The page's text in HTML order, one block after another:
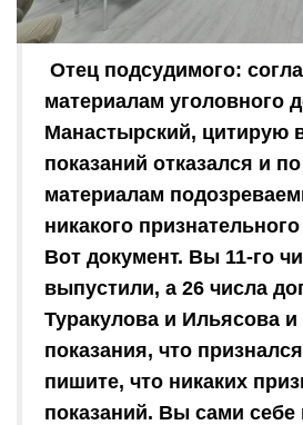
Отец подсудимого:
материалам уголовного
Манастырский, цитирую
показаний отказался и
материалам
никакого
Вот документ. Вы 11-го
выпустили, а 26 числа
Туракулова и Ильясова
показания, что
пишите, что никаких
показаний. Вы сами себе